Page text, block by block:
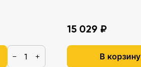
− +
15 029 ₽
В корзину